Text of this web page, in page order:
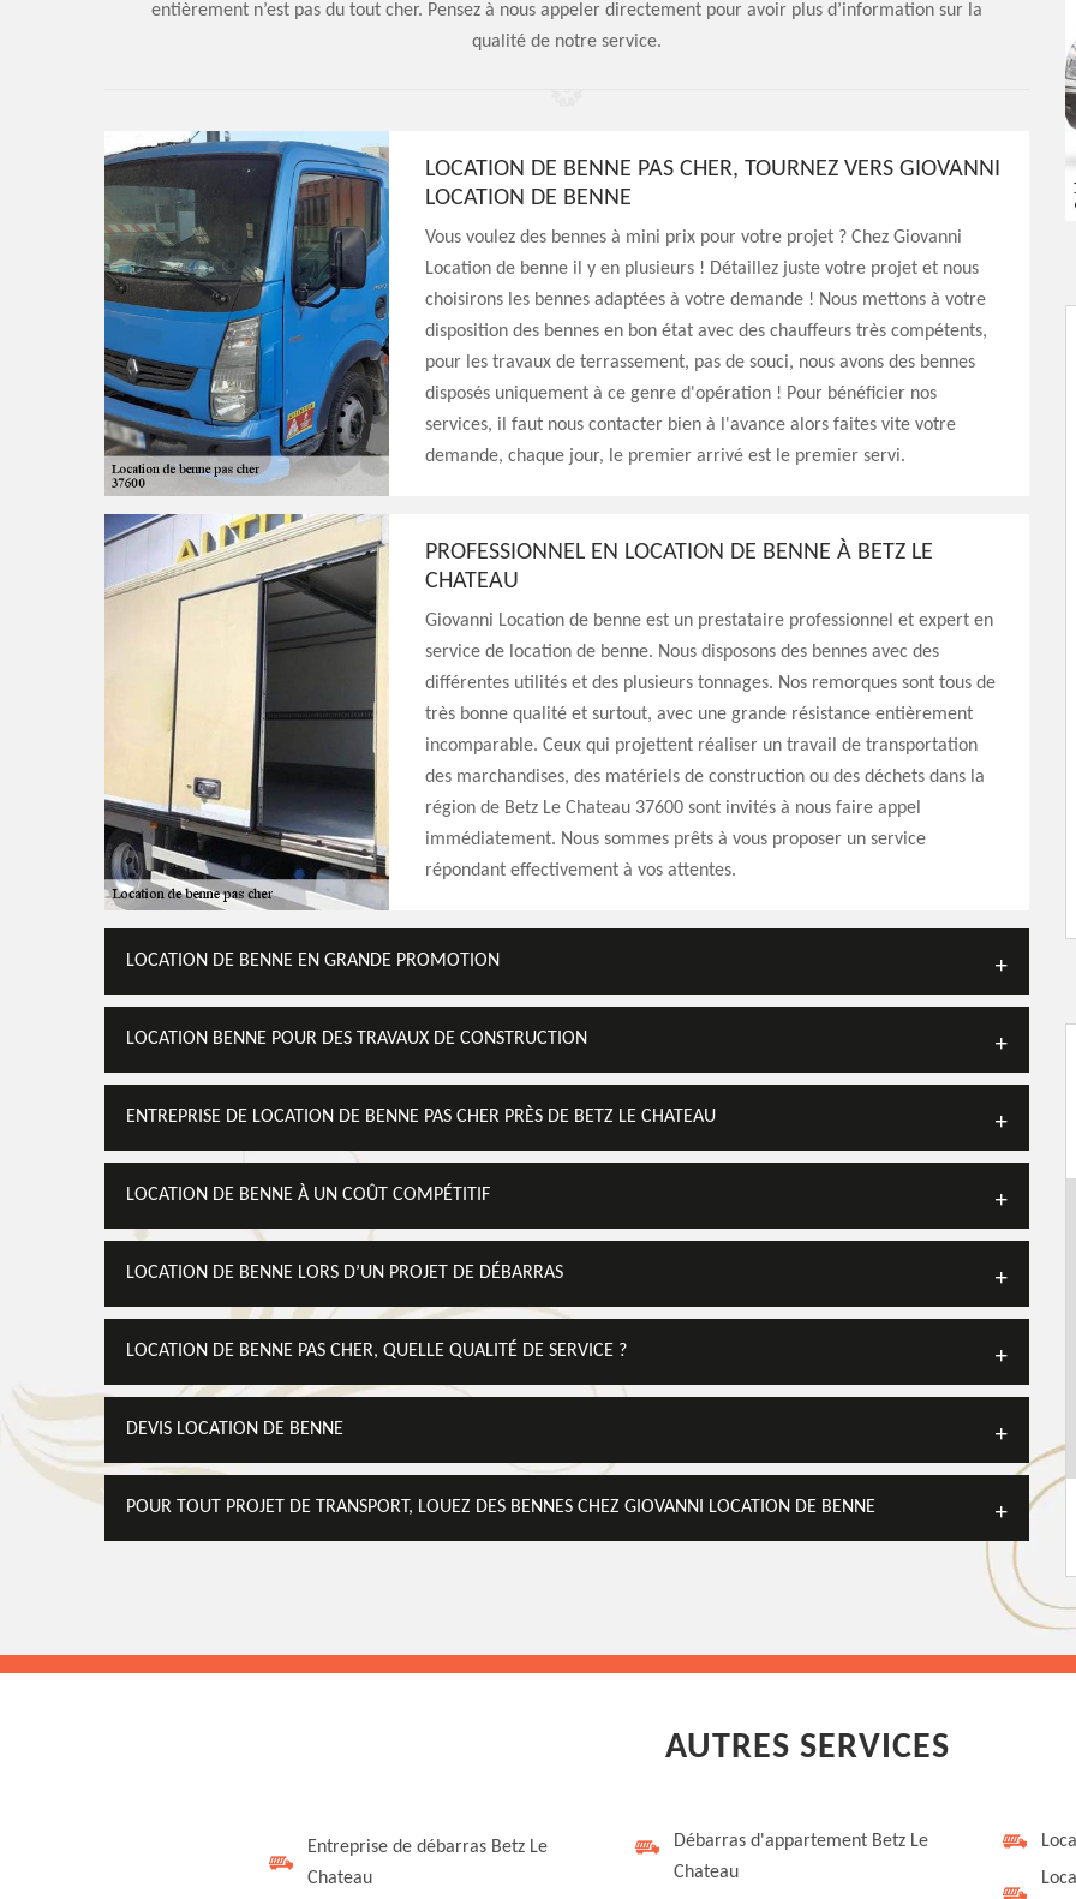
entièrement n’est pas du tout cher. Pensez à nous appeler directement pour avoir plus d’information sur la
qualité de notre service.
LOCATION DE BENNE PAS CHER, TOURNEZ VERS GIOVANNI
LOCATION DE BENNE
Vous voulez des bennes à mini prix pour votre projet ? Chez Giovanni
Location de benne il y en plusieurs ! Détaillez juste votre projet et nous
choisirons les bennes adaptées à votre demande ! Nous mettons à votre
disposition des bennes en bon état avec des chauffeurs très compétents,
pour les travaux de terrassement, pas de souci, nous avons des bennes
disposés uniquement à ce genre d'opération ! Pour bénéficier nos
services, il faut nous contacter bien à l'avance alors faites vite votre
demande, chaque jour, le premier arrivé est le premier servi.
PROFESSIONNEL EN LOCATION DE BENNE À BETZ LE
CHATEAU
Giovanni Location de benne est un prestataire professionnel et expert en
service de location de benne. Nous disposons des bennes avec des
différentes utilités et des plusieurs tonnages. Nos remorques sont tous de
très bonne qualité et surtout, avec une grande résistance entièrement
incomparable. Ceux qui projettent réaliser un travail de transportation
des marchandises, des matériels de construction ou des déchets dans la
région de Betz Le Chateau 37600 sont invités à nous faire appel
immédiatement. Nous sommes prêts à vous proposer un service
répondant effectivement à vos attentes.
LOCATION DE BENNE EN GRANDE PROMOTION
LOCATION BENNE POUR DES TRAVAUX DE CONSTRUCTION
ENTREPRISE DE LOCATION DE BENNE PAS CHER PRÈS DE BETZ LE CHATEAU
LOCATION DE BENNE À UN COÛT COMPÉTITIF
LOCATION DE BENNE LORS D’UN PROJET DE DÉBARRAS
LOCATION DE BENNE PAS CHER, QUELLE QUALITÉ DE SERVICE ?
DEVIS LOCATION DE BENNE
POUR TOUT PROJET DE TRANSPORT, LOUEZ DES BENNES CHEZ GIOVANNI LOCATION DE BENNE
AUTRES SERVICES
Entreprise de débarras Betz Le
Chateau
Débarras d'appartement Betz Le
Chateau